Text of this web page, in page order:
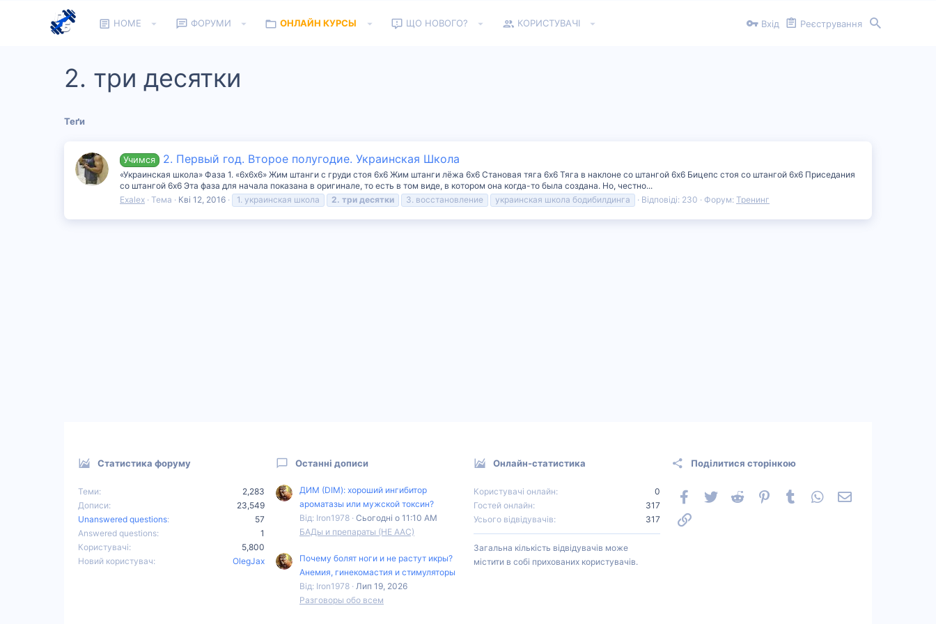
HOME ФОРУМИ ОНЛАЙН КУРСЫ ЩО НОВОГО? КОРИСТУВАЧІ Вхід Реєстрування
2. три десятки
Теґи
Учимся 2. Первый год. Второе полугодие. Украинская Школа
«Украинская школа» Фаза 1. «6х6х6» Жим штанги с груди стоя 6х6 Жим штанги лёжа 6х6 Становая тяга 6х6 Тяга в наклоне со штангой 6х6 Бицепс стоя со штангой 6х6 Приседания
со штангой 6х6 Эта фаза для начала показана в оригинале, то есть в том виде, в котором она когда-то была создана. Но, честно...
Exalex Тема Кві 12, 2016 1. украинская школа 2. три десятки 3. восстановление украинская школа бодибилдинга Відповіді: 230 Форум: Тренинг
Статистика форуму
Теми
2,283
Дописи
23,549
Unanswered questions
57
Answered questions
1
Користувачі
5,800
Новий користувач
OlegJax
Останні дописи
ДИМ (DIM): хороший ингибитор
ароматазы или мужской токсин?
Від: Iron1978 Сьогодні о 11:10 AM
БАДы и препараты (НЕ ААС)
Почему болят ноги и не растут икры?
Анемия, гинекомастия и стимуляторы
Від: Iron1978 Лип 19, 2026
Разговоры обо всем
Онлайн-статистика
Користувачі онлайн
0
Гостей онлайн
317
Усього відвідувачів
317
Загальна кількість відвідувачів може
містити в собі прихованих користувачів.
Поділитися сторінкою
FacebookTwitter Reddit PinterestTumblr WhatsApp